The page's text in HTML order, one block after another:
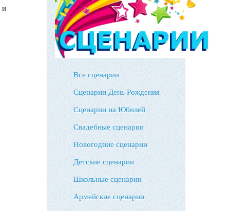
и
Все сценарии
Сценарии День Рождения
Сценарии на Юбилей
Свадебные сценарии
Новогодние сценарии
Детские сценарии
Школьные сценарии
Армейские сценарии